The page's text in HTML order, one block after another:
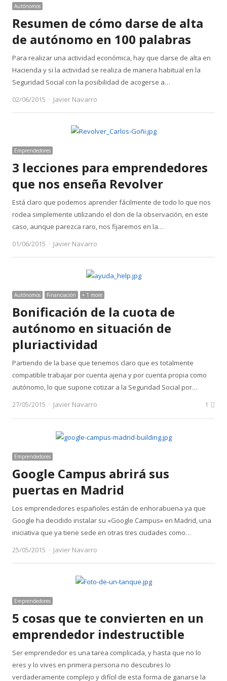
Autónomos
Resumen de cómo darse de alta
de autónomo en 100 palabras
Para realizar una actividad económica, hay que darse de alta en
Hacienda y si la actividad se realiza de manera habitual en la
Seguridad Social con la posibilidad de acogerse a…
02/06/2015
Author
Javier Navarro
Emprendedores
3 lecciones para emprendedores
que nos enseña Revolver
Está claro que podemos aprender fácilmente de todo lo que nos
rodea simplemente utilizando el don de la observación, en este
caso, aunque parezca raro, nos fijaremos en la…
01/06/2015
Author
Javier Navarro
Autónomos Financiación + 1 more
Bonificación de la cuota de
autónomo en situación de
pluriactividad
Partiendo de la base que tenemos claro que es totalmente
compatible trabajar por cuenta ajena y por cuenta propia como
autónomo, lo que supone cotizar a la Seguridad Social por…
27/05/2015
Author
Javier Navarro 1
Emprendedores
Google Campus abrirá sus
puertas en Madrid
Los emprendedores españoles están de enhorabuena ya que
Google ha decidido instalar su «Google Campus» en Madrid, una
iniciativa que ya tiene sede en otras tres ciudades como…
25/05/2015
Author
Javier Navarro
Emprendedores
5 cosas que te convierten en un
emprendedor indestructible
Ser emprendedor es una tarea complicada, y hasta que no lo
eres y lo vives en primera persona no descubres lo
verdaderamente complejo y difícil de esta forma de ganarse la